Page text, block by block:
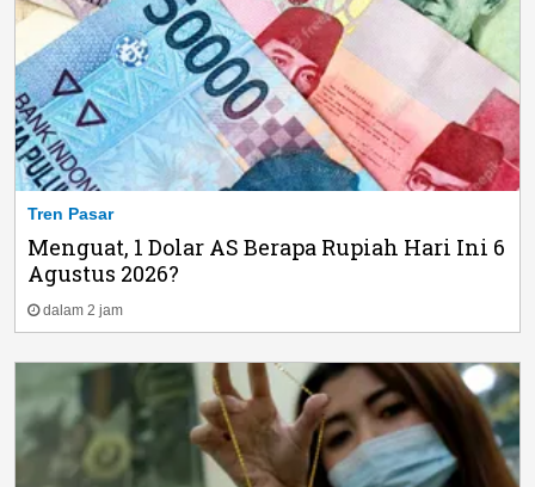
Tren Pasar
Menguat, 1 Dolar AS Berapa Rupiah Hari Ini 6
Agustus 2026?
dalam 2 jam